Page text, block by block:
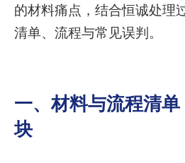
的材料痛点，结合恒诚处理
清单、流程与常见误判。
一、材料与流程清
块